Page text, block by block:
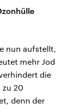
nun aufstellt,
mehr Jod
die
zu 20
denn der